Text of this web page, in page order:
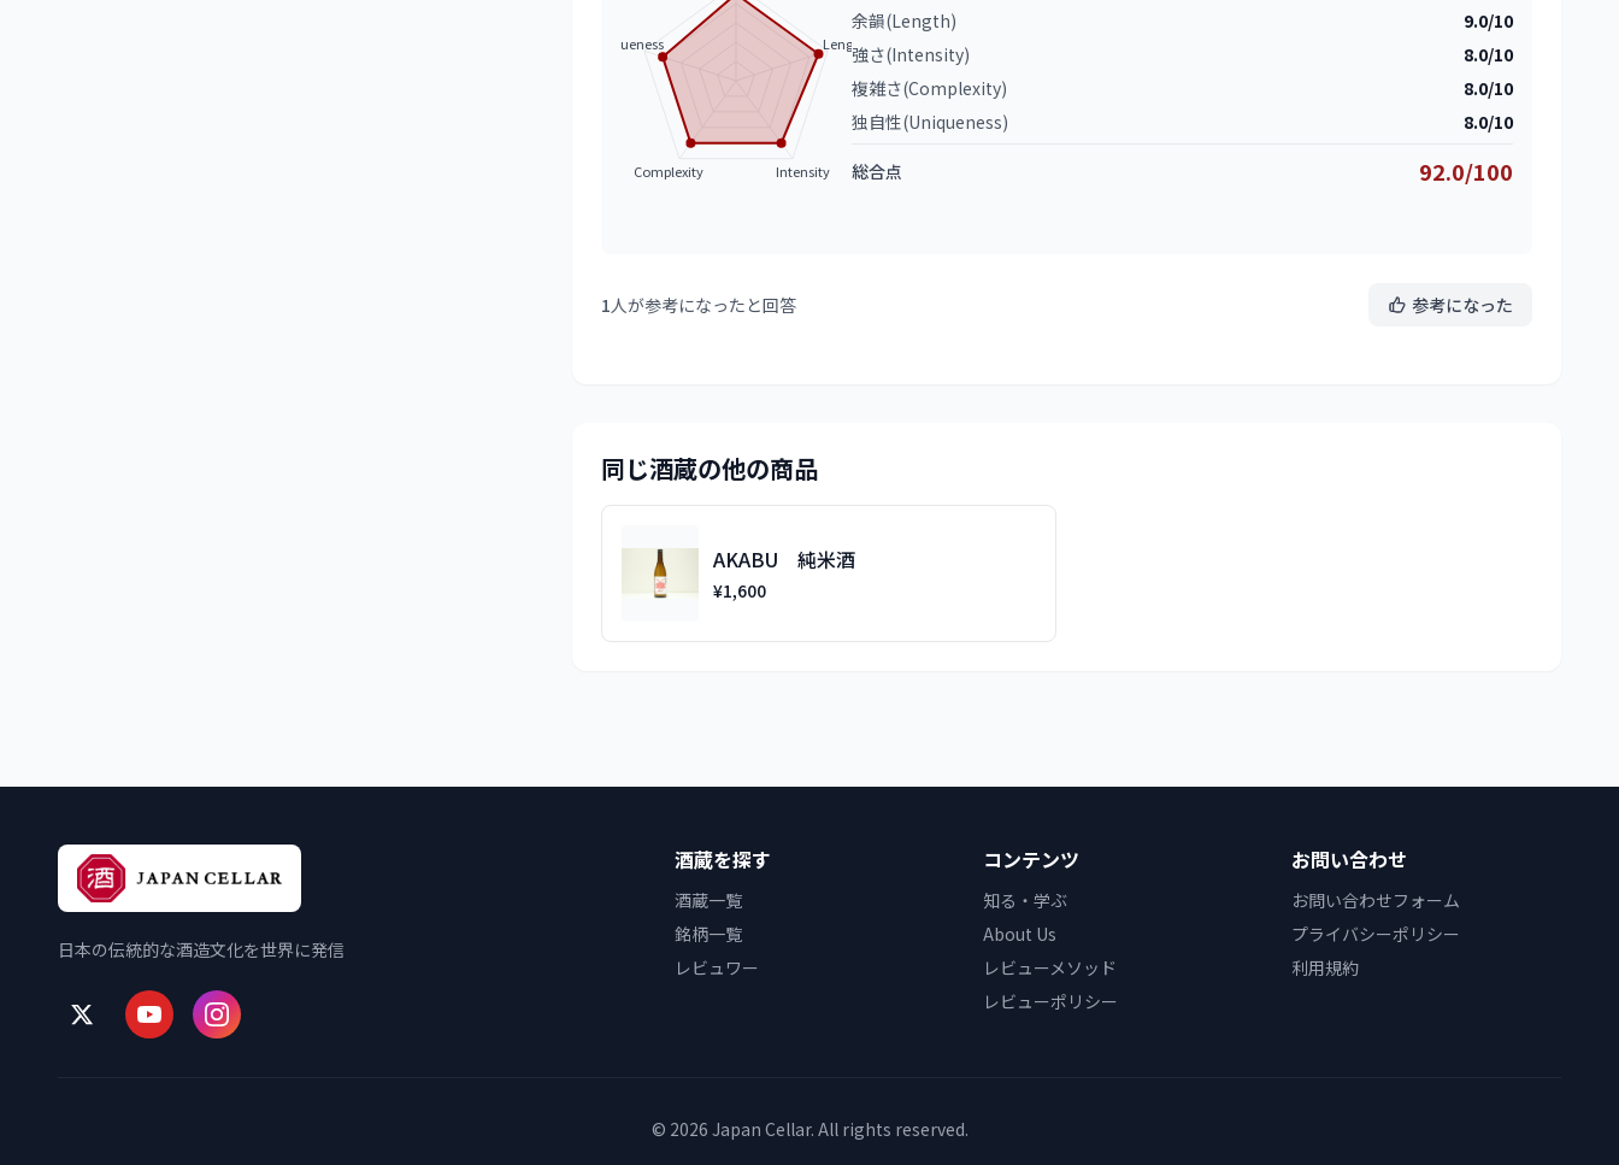
Length
Intensity
Complexity
Uniqueness
余韻(Length)
9.0/10
強さ(Intensity)
8.0/10
複雑さ(Complexity)
8.0/10
独自性(Uniqueness)
8.0/10
総合点 92.0/100
1人が参考になったと回答 参考になった
同じ酒蔵の他の商品
AKABU 純米酒
¥1,600
日本の伝統的な酒造文化を世界に発信
酒蔵を探す
酒蔵一覧
銘柄一覧
レビュワー
コンテンツ
知る・学ぶ
About Us
レビューメソッド
レビューポリシー
お問い合わせ
お問い合わせフォーム
プライバシーポリシー
利用規約
© 2026 Japan Cellar. All rights reserved.